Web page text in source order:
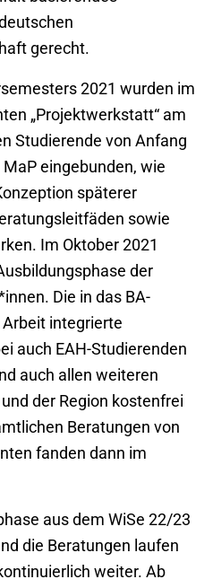
gerecht.
2021 wurden im
„Projektwerkstatt“ am
Studierende von Anfang
eingebunden, wie
späterer
sowie
Im Oktober 2021
der
Die in das BA-
integrierte
auch EAH-Studierenden
auch allen weiteren
der Region kostenfrei
Beratungen von
fanden dann im
aus dem WiSe 22/23
die Beratungen laufen
weiter. Ab